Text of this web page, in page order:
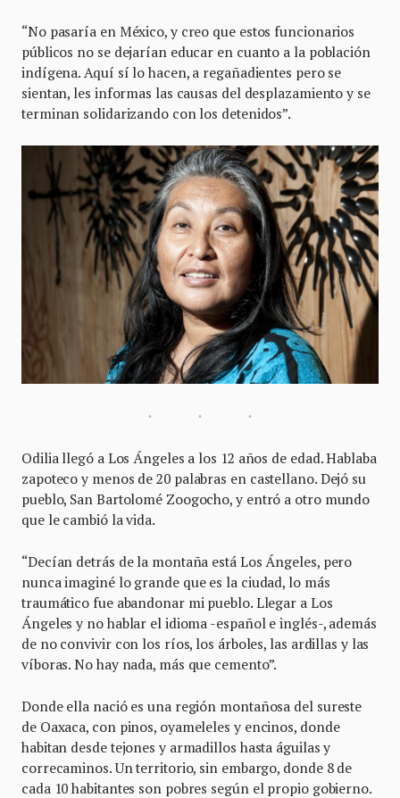
“No pasaría en México, y creo que estos funcionarios
públicos no se dejarían educar en cuanto a la población
indígena. Aquí sí lo hacen, a regañadientes pero se
sientan, les informas las causas del desplazamiento y se
terminan solidarizando con los detenidos”.
Odilia llegó a Los Ángeles a los 12 años de edad. Hablaba
zapoteco y menos de 20 palabras en castellano. Dejó su
pueblo, San Bartolomé Zoogocho, y entró a otro mundo
que le cambió la vida.
“Decían detrás de la montaña está Los Ángeles, pero
nunca imaginé lo grande que es la ciudad, lo más
traumático fue abandonar mi pueblo. Llegar a Los
Ángeles y no hablar el idioma -español e inglés-, además
de no convivir con los ríos, los árboles, las ardillas y las
víboras. No hay nada, más que cemento”.
Donde ella nació es una región montañosa del sureste
de Oaxaca, con pinos, oyameleles y encinos, donde
habitan desde tejones y armadillos hasta águilas y
correcaminos. Un territorio, sin embargo, donde 8 de
cada 10 habitantes son pobres según el propio gobierno.